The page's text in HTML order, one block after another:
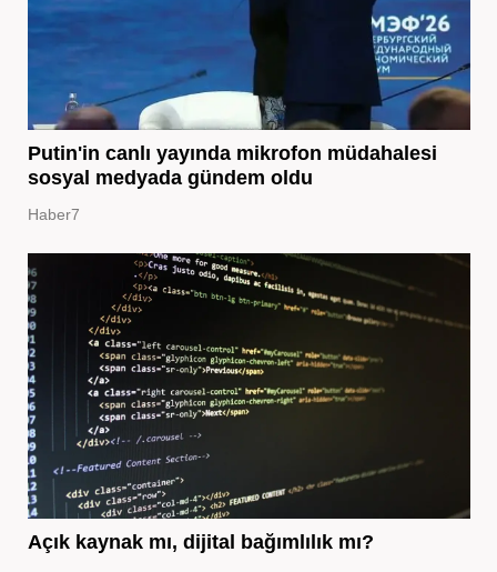
Putin'in canlı yayında mikrofon müdahalesi
sosyal medyada gündem oldu
Haber7
Açık kaynak mı, dijital bağımlılık mı?